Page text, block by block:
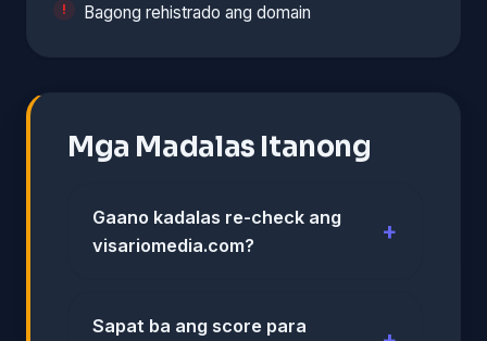
Bagong rehistrado ang domain
Mga Madalas Itanong
Gaano kadalas re-check ang
visariomedia.com?
Sapat ba ang score para